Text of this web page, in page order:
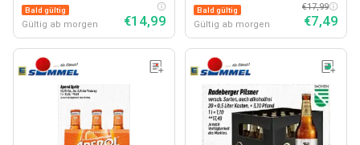
Bald gültig
Gültig ab morgen €14,99
Bald gültig
Gültig ab morgen
€17,99
€7,49